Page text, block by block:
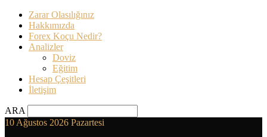
Zarar Olasılığınız
Hakkımızda
Forex Koçu Nedir?
Analizler
Doviz
Eğitim
Hesap Çeşitleri
İletişim
ARA
10 Ağustos 2026 Pazartesi